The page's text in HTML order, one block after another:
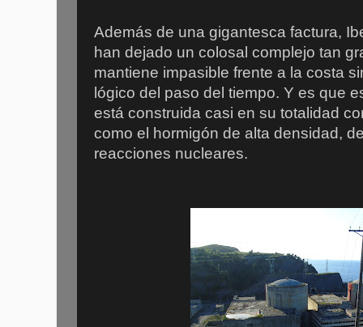
Además de una gigantesca factura,
han dejado un colosal complejo tan
mantiene impasible frente a la costa
lógico del paso del tiempo. Y es que
está construida casi en su totalidad
como el hormigón de alta densidad,
reacciones nucleares.